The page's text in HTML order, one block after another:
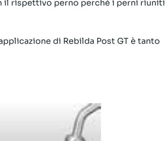
il rispettivo perno perché i perni riuniti
di Rebilda Post GT è tanto